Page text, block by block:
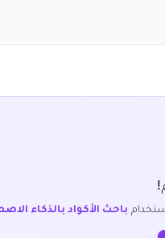
باحث الأكواد بالذكاء